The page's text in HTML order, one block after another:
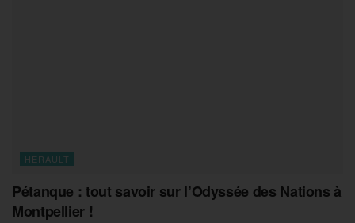
HERAULT
Pétanque : tout savoir sur l’Odyssée des Nations à
Montpellier !